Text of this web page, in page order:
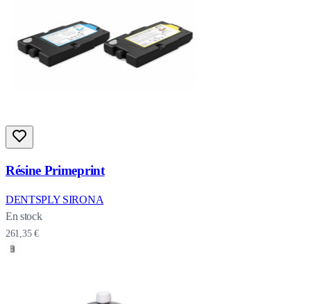
Résine Primeprint
DENTSPLY SIRONA
En stock
261,35 €